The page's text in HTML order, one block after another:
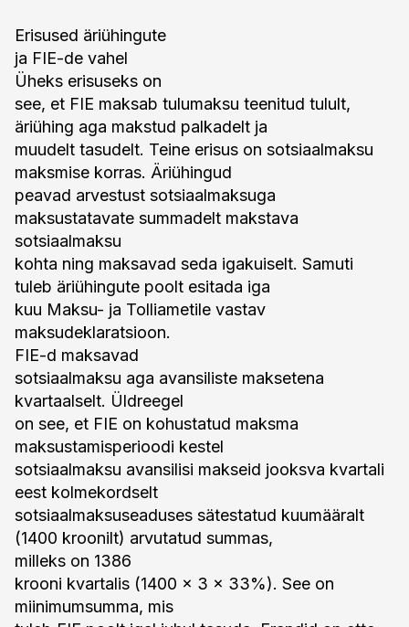
Erisused äriühingute
ja FIE-de vahel
Üheks erisuseks on
see, et FIE maksab tulumaksu teenitud tulult,
äriühing aga makstud palkadelt ja
muudelt tasudelt. Teine erisus on sotsiaalmaksu
maksmise korras. Äriühingud
peavad arvestust sotsiaalmaksuga
maksustatavate summadelt makstava
sotsiaalmaksu
kohta ning maksavad seda igakuiselt. Samuti
tuleb äriühingute poolt esitada iga
kuu Maksu- ja Tolliametile vastav
maksudeklaratsioon.
FIE-d maksavad
sotsiaalmaksu aga avansiliste maksetena
kvartaalselt. Üldreegel
on see, et FIE on kohustatud maksma
maksustamisperioodi kestel
sotsiaalmaksu avansilisi makseid jooksva kvartali
eest kolmekordselt
sotsiaalmaksuseaduses sätestatud kuumääralt
(1400 kroonilt) arvutatud summas,
milleks on 1386
krooni kvartalis (1400 x 3 x 33%). See on
miinimumsumma, mis